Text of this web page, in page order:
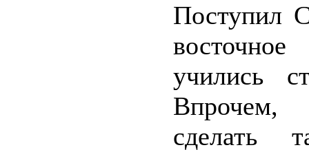
Поступил
учились
Впрочем,
сделать